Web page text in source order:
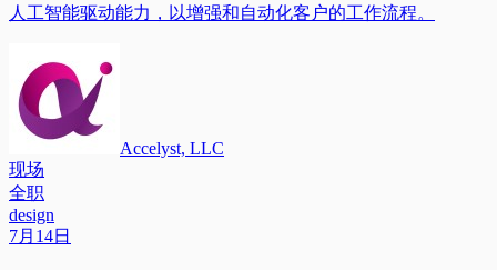
人工智能驱动能力，以增强和自动化客户的工作流程。
Accelyst, LLC
现场
全职
design
7月14日